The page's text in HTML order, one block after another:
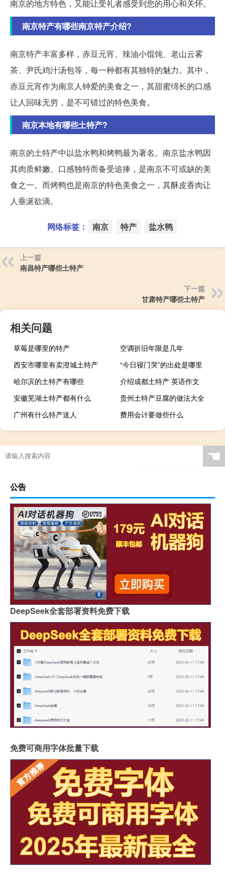
南京的地方特色，又能让受礼者感受到您的用心和关怀。
南京特产有哪些南京特产介绍?
南京特产丰富多样，赤豆元宵、辣油小馄饨、老山云雾
茶、尹氏鸡汁汤包等，每一种都有其独特的魅力。其中，
赤豆元宵作为南京人钟爱的美食之一，其甜蜜绵长的口感
让人回味无穷，是不可错过的特色美食。
南京本地有哪些土特产?
南京的土特产中以盐水鸭和烤鸭最为著名。南京盐水鸭因
其肉质鲜嫩、口感独特而备受追捧，是南京不可或缺的美
食之一。而烤鸭也是南京的特色美食之一，其酥皮香肉让
人垂涎欲滴。
网络标签： 南京 特产 盐水鸭
上一篇
南昌特产哪些土特产
下一篇
甘肃特产哪些土特产
相关问题
草莓是哪里的特产
空调折旧年限是几年
西安市哪里有卖澄城土特产
“今日寝门哭”的出处是哪里
哈尔滨的土特产有哪些
介绍成都土特产 英语作文
安徽芜湖土特产都有什么
贵州土特产豆腐的做法大全
广州有什么特产送人
费用会计要做些什么
☚
公告
DeepSeek全套部署资料免费下载
免费可商用字体批量下载